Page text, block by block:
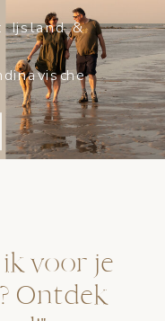
Ijsland &
voor je
Ontdek